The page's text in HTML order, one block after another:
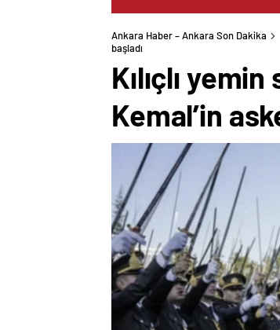
Ankara Haber – Ankara Son Dakika
başladı
Kılıçlı
Kemal’in